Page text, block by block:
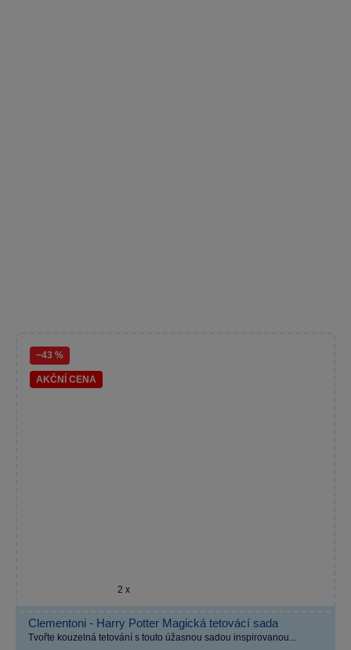
−43 %
AKČNÍ CENA
2 x
Clementoni - Harry Potter Magická tetovácí sada
Tvořte kouzelná tetování s touto úžasnou sadou inspirovanou...